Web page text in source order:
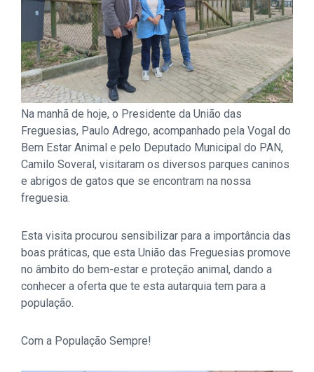
Na manhã de hoje, o Presidente da União das
Freguesias, Paulo Adrego, acompanhado pela Vogal do
Bem Estar Animal e pelo Deputado Municipal do PAN,
Camilo Soveral, visitaram os diversos parques caninos
e abrigos de gatos que se encontram na nossa
freguesia.
Esta visita procurou sensibilizar para a importância das
boas práticas, que esta União das Freguesias promove
no âmbito do bem-estar e proteção animal, dando a
conhecer a oferta que te esta autarquia tem para a
população.
Com a População Sempre!